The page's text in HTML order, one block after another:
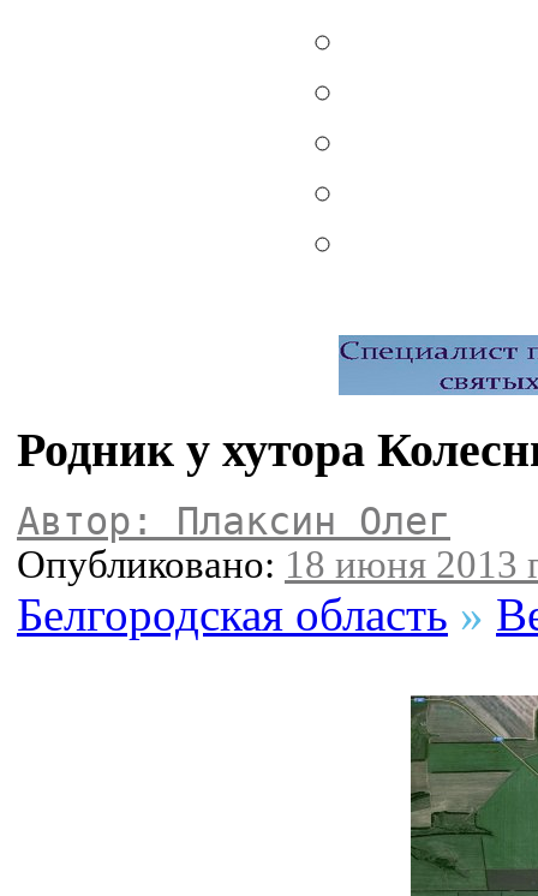
Родник у хутора
Автор: Плаксин Олег
Опубликовано: 18 июня 2013
Белгородская область »